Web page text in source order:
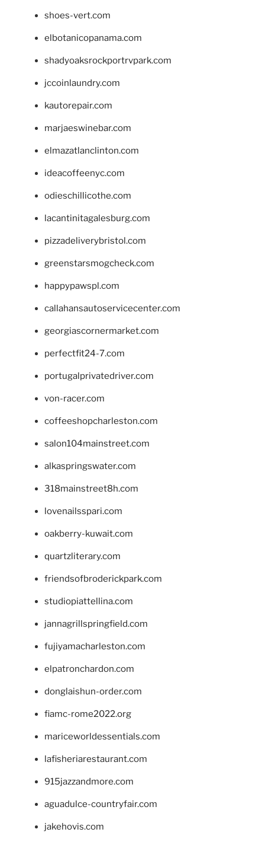
shoes-vert.com
elbotanicopanama.com
shadyoaksrockportrvpark.com
jccoinlaundry.com
kautorepair.com
marjaeswinebar.com
elmazatlanclinton.com
ideacoffeenyc.com
odieschillicothe.com
lacantinitagalesburg.com
pizzadeliverybristol.com
greenstarsmogcheck.com
happypawspl.com
callahansautoservicecenter.com
georgiascornermarket.com
perfectfit24-7.com
portugalprivatedriver.com
von-racer.com
coffeeshopcharleston.com
salon104mainstreet.com
alkaspringswater.com
318mainstreet8h.com
lovenailsspari.com
oakberry-kuwait.com
quartzliterary.com
friendsofbroderickpark.com
studiopiattellina.com
jannagrillspringfield.com
fujiyamacharleston.com
elpatronchardon.com
donglaishun-order.com
fiamc-rome2022.org
mariceworldessentials.com
lafisheriarestaurant.com
915jazzandmore.com
aguadulce-countryfair.com
jakehovis.com